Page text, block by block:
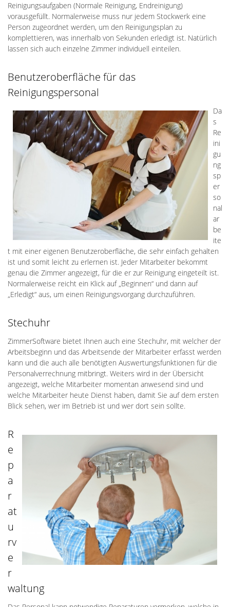
Reinigungsaufgaben (Normale Reinigung, Endreinigung)
vorausgefüllt. Normalerweise muss nur jedem Stockwerk eine
Person zugeordnet werden, um den Reinigungsplan zu
komplettieren, was innerhalb von Sekunden erledigt ist. Natürlich
lassen sich auch einzelne Zimmer individuell einteilen.
Benutzeroberfläche für das
Reinigungspersonal
Da
s
Re
ini
gu
ng
sp
er
so
nal
ar
be
ite
t mit einer eigenen Benutzeroberfläche, die sehr einfach gehalten
ist und somit leicht zu erlernen ist. Jeder Mitarbeiter bekommt
genau die Zimmer angezeigt, für die er zur Reinigung eingeteilt ist.
Normalerweise reicht ein Klick auf „Beginnen“ und dann auf
„Erledigt“ aus, um einen Reinigungsvorgang durchzuführen.
Stechuhr
ZimmerSoftware bietet Ihnen auch eine Stechuhr, mit welcher der
Arbeitsbeginn und das Arbeitsende der Mitarbeiter erfasst werden
kann und die auch alle benötigten Auswertungsfunktionen für die
Personalverrechnung mitbringt. Weiters wird in der Übersicht
angezeigt, welche Mitarbeiter momentan anwesend sind und
welche Mitarbeiter heute Dienst haben, damit Sie auf dem ersten
Blick sehen, wer im Betrieb ist und wer dort sein sollte.
R
e
p
a
r
at
u
rv
e
r
waltung